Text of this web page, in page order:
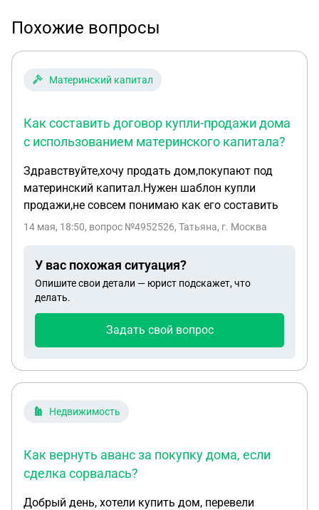
Похожие вопросы
Материнский капитал
Как составить договор купли-продажи дома
с использованием материнского капитала?
Здравствуйте,хочу продать дом,покупают под
материнский капитал.Нужен шаблон купли
продажи,не совсем понимаю как его составить
14 мая, 18:50, вопрос №4952526, Татьяна, г. Москва
У вас похожая ситуация?
Опишите свои детали — юрист подскажет, что
делать.
Задать свой вопрос
Недвижимость
Как вернуть аванс за покупку дома, если
сделка сорвалась?
Добрый день, хотели купить дом, перевели